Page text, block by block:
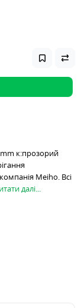
к:прозорий
Meiho. Всі
далі...